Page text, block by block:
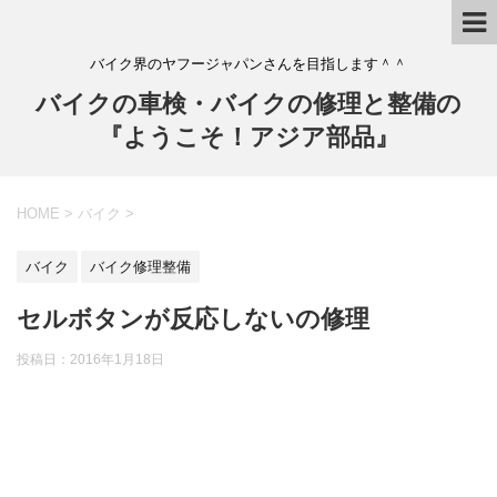
バイク界のヤフージャパンさんを目指します＾＾
バイクの車検・バイクの修理と整備の
『ようこそ！アジア部品』
HOME > バイク >
バイク バイク修理整備
セルボタンが反応しないの修理
投稿日： 2016年1月18日